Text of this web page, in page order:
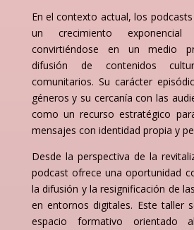
En el contexto actual, los
un crecimiento
convirtiéndose en un medio
difusión de contenidos
comunitarios. Su carácter
géneros y su cercanía con las
como un recurso estratégico
mensajes con identidad propia y
Desde la perspectiva de la
podcast ofrece una oportunidad
la difusión y la resignificación de
en entornos digitales. Este taller
espacio formativo